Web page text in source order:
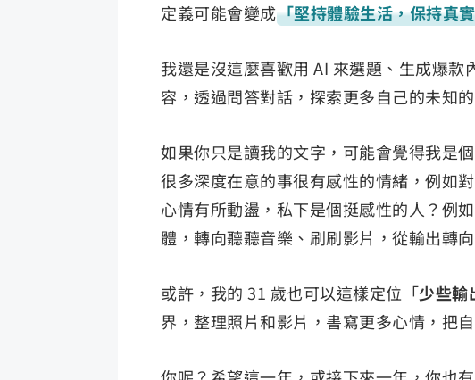
定義可能會變成「堅持體驗生活，保持真
我還是沒這麼喜歡用 AI 來選題、生成爆
容，透過問答對話，探索更多自己的未知
如果你只是讀我的文字，可能會覺得我是
很多深度在意的事很有感性的情緒，例如
心情有所動盪，私下是個挺感性的人？例
體，轉向聽聽音樂、刷刷影片，從輸出轉
或許，我的 31 歲也可以這樣定位「少些輸
界，整理照片和影片，書寫更多心情，把